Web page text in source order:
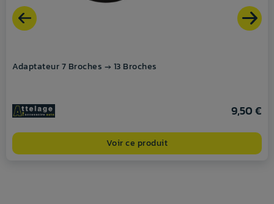
Adaptateur 7 Broches → 13 Broches
9,50 €
Voir ce produit